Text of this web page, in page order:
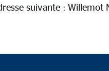
suivante :